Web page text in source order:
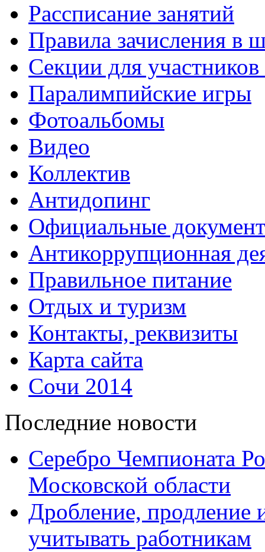
Рассписание занятий
Правила зачисления в
Секции для
Паралимпийские игры
Фотоальбомы
Видео
Коллектив
Антидопинг
Официальные
Антикоррупционная
Правильное питание
Отдых и туризм
Контакты, реквизиты
Карта сайта
Сочи 2014
Последние новости
Серебро Чемпионата
Московской области
Дробление, продление
учитывать работникам